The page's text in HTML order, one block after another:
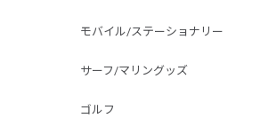
モバイル/ステーショナリー
サーフ/マリングッズ
ゴルフ